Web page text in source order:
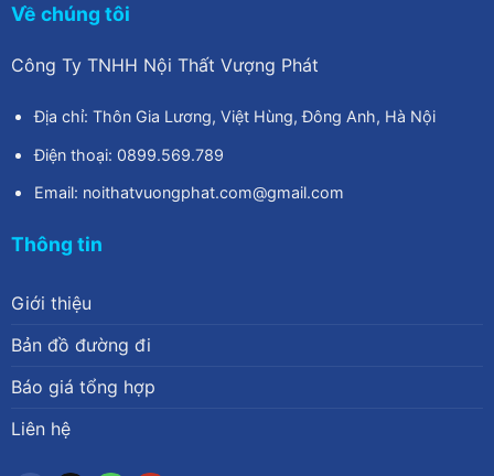
Về chúng tôi
Công Ty TNHH Nội Thất Vượng Phát
Địa chỉ: Thôn Gia Lương, Việt Hùng, Đông Anh, Hà Nội
Điện thoại: 0899.569.789
Email: noithatvuongphat.com@gmail.com
Thông tin
Giới thiệu
Bản đồ đường đi
Báo giá tổng hợp
Liên hệ